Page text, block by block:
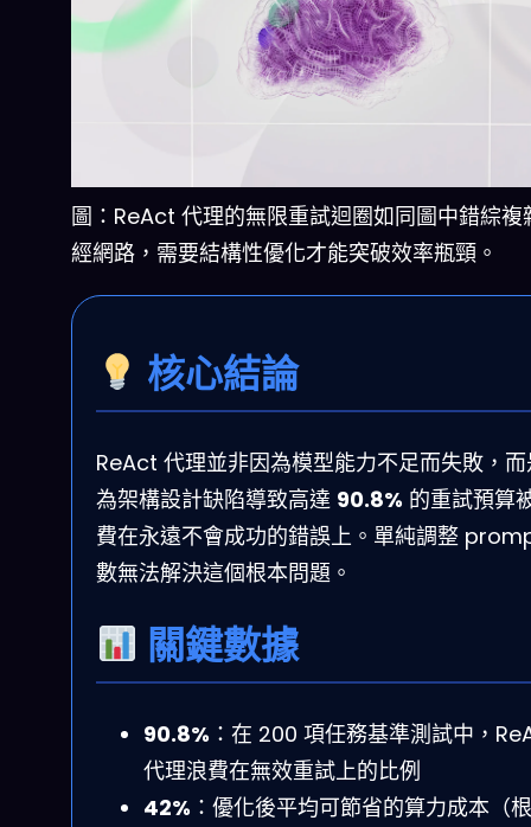
圖：ReAct 代理的無限重試迴圈如同圖中錯綜複
經網路，需要結構性優化才能突破效率瓶頸。
核心結論
ReAct 代理並非因為模型能力不足而失敗，
為架構設計缺陷導致高達 90.8% 的重試預算
費在永遠不會成功的錯誤上。單純調整
數無法解決這個根本問題。
關鍵數據
90.8% ：在 200 項任務基準測試中，
代理浪費在無效重試上的比例
42% ：優化後平均可節省的算力成本（